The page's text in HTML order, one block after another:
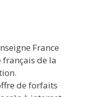
France
français de la
de forfaits